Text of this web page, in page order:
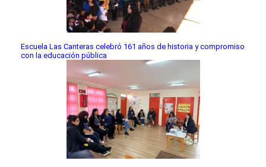
Escuela Las Canteras celebró 161 años de historia y compromiso
con la educación pública